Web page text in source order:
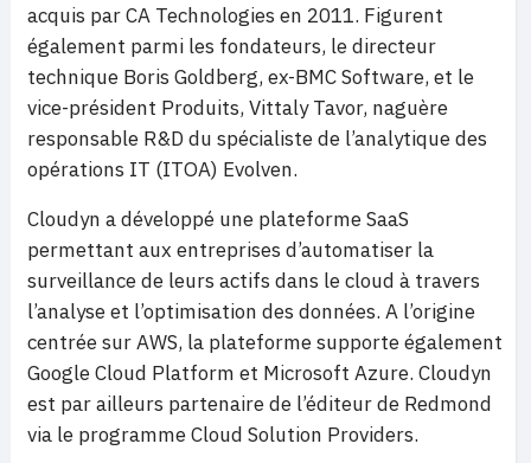
acquis par CA Technologies en 2011. Figurent
également parmi les fondateurs, le directeur
technique Boris Goldberg, ex-BMC Software, et le
vice-président Produits, Vittaly Tavor, naguère
responsable R&D du spécialiste de l’analytique des
opérations IT (ITOA) Evolven.
Cloudyn a développé une plateforme SaaS
permettant aux entreprises d’automatiser la
surveillance de leurs actifs dans le cloud à travers
l’analyse et l’optimisation des données. A l’origine
centrée sur AWS, la plateforme supporte également
Google Cloud Platform et Microsoft Azure. Cloudyn
est par ailleurs partenaire de l’éditeur de Redmond
via le programme Cloud Solution Providers.